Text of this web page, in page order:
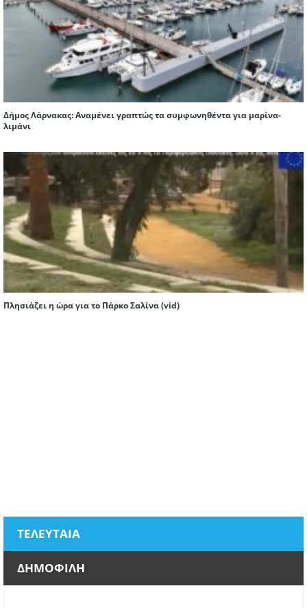
Δήμος Λάρνακας: Αναμένει γραπτώς τα συμφωνηθέντα για μαρίνα-
λιμάνι
Πλησιάζει η ώρα για το Πάρκο Σαλίνα (vid)
ΤΕΛΕΥΤΑΙΑ
ΔΗΜΟΦΙΛΗ